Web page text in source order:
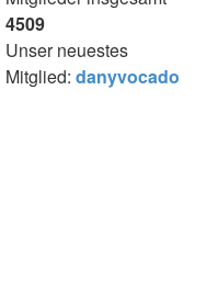
4509
Unser neuestes
Mitglied: danyvocado